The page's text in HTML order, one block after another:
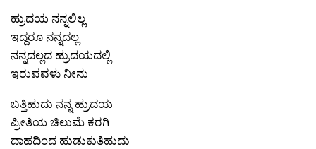
ಹ್ರುದಯ ನನ್ನಲಿಲ್ಲ
ಇದ್ದರೂ ನನ್ನದಲ್ಲ
ನನ್ನದಲ್ಲದ ಹ್ರುದಯದಲ್ಲಿ
ಇರುವವಳು ನೀನು
ಬತ್ತಿಹುದು ನನ್ನ ಹ್ರುದಯ
ಪ್ರೀತಿಯ ಚಿಲುಮೆ ಕರಗಿ
ದಾಹದಿಂದ ಹುಡುಕುತಿಹುದು